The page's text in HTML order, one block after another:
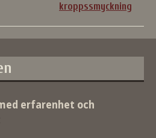
kroppssmyckning
erfarenhet och